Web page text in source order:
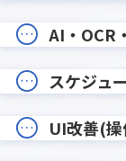
AI・OCR
スケジュ
UI改善(